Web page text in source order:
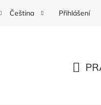
Čeština Přihlášení